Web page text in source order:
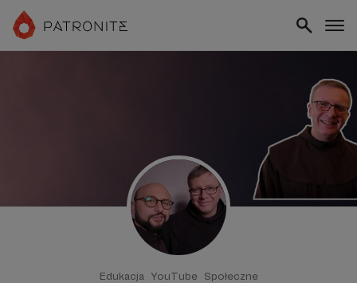
Edukacja YouTube Społeczne